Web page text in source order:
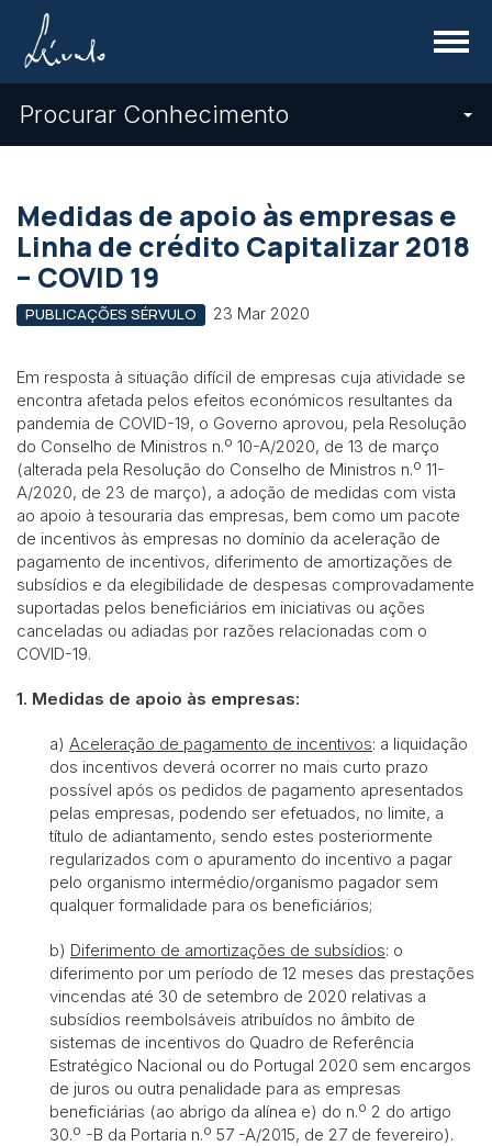
Menu
Procurar Conhecimento
Medidas de apoio às empresas e
Linha de crédito Capitalizar 2018
– COVID 19
PUBLICAÇÕES SÉRVULO 23 Mar 2020
Em resposta à situação difícil de empresas cuja atividade se
encontra afetada pelos efeitos económicos resultantes da
pandemia de COVID-19, o Governo aprovou, pela Resolução
do Conselho de Ministros n.º 10-A/2020, de 13 de março
(alterada pela Resolução do Conselho de Ministros n.º 11-
A/2020, de 23 de março), a adoção de medidas com vista
ao apoio à tesouraria das empresas, bem como um pacote
de incentivos às empresas no domínio da aceleração de
pagamento de incentivos, diferimento de amortizações de
subsídios e da elegibilidade de despesas comprovadamente
suportadas pelos beneficiários em iniciativas ou ações
canceladas ou adiadas por razões relacionadas com o
COVID-19.
1. Medidas de apoio às empresas:
a) Aceleração de pagamento de incentivos: a liquidação
dos incentivos deverá ocorrer no mais curto prazo
possível após os pedidos de pagamento apresentados
pelas empresas, podendo ser efetuados, no limite, a
título de adiantamento, sendo estes posteriormente
regularizados com o apuramento do incentivo a pagar
pelo organismo intermédio/organismo pagador sem
qualquer formalidade para os beneficiários;
b) Diferimento de amortizações de subsídios: o
diferimento por um período de 12 meses das prestações
vincendas até 30 de setembro de 2020 relativas a
subsídios reembolsáveis atribuídos no âmbito de
sistemas de incentivos do Quadro de Referência
Estratégico Nacional ou do Portugal 2020 sem encargos
de juros ou outra penalidade para as empresas
beneficiárias (ao abrigo da alínea e) do n.º 2 do artigo
30.º -B da Portaria n.º 57 -A/2015, de 27 de fevereiro).